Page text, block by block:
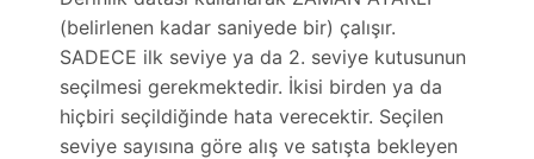
(belirlenen kadar saniyede bir) çalışır.
SADECE ilk seviye ya da 2. seviye kutusunun
seçilmesi gerekmektedir. İkisi birden ya da
hiçbiri seçildiğinde hata verecektir. Seçilen
seviye sayısına göre alış ve satışta bekleyen